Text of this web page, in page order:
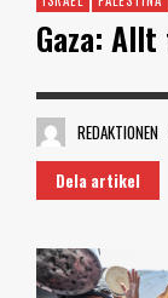
Gaza:
REDAKTIONEN
Dela artikel